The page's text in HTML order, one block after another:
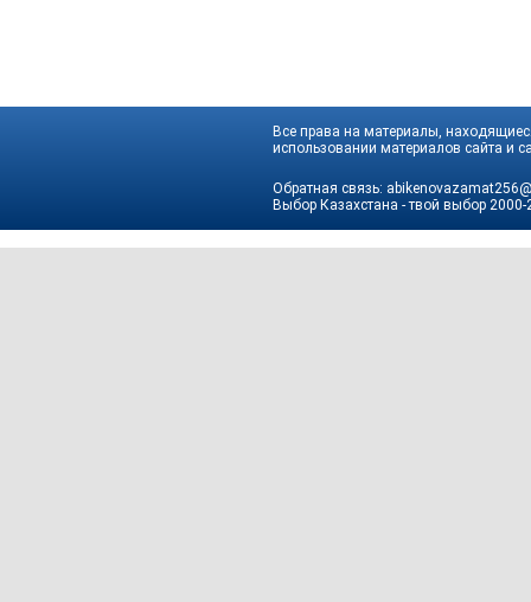
Все права на материалы,
использовании материалов сайта и
Обратная связь:
Выбор Казахстана - твой выбор 2000-